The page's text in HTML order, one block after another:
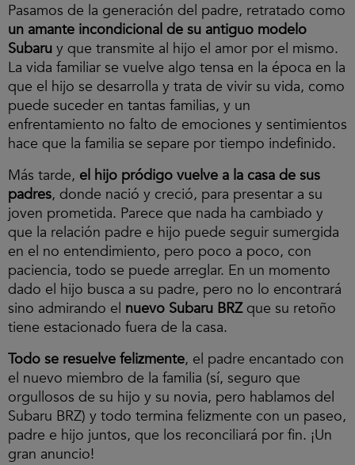
Pasamos de la generación del padre, retratado como
un amante incondicional de su antiguo modelo
Subaru y que transmite al hijo el amor por el mismo.
La vida familiar se vuelve algo tensa en la época en la
que el hijo se desarrolla y trata de vivir su vida, como
puede suceder en tantas familias, y un
enfrentamiento no falto de emociones y sentimientos
hace que la familia se separe por tiempo indefinido.
Más tarde, el hijo pródigo vuelve a la casa de sus
padres, donde nació y creció, para presentar a su
joven prometida. Parece que nada ha cambiado y
que la relación padre e hijo puede seguir sumergida
en el no entendimiento, pero poco a poco, con
paciencia, todo se puede arreglar. En un momento
dado el hijo busca a su padre, pero no lo encontrará
sino admirando el nuevo Subaru BRZque su retoño
tiene estacionado fuera de la casa.
Todo se resuelve felizmente, el padre encantado con
el nuevo miembro de la familia (sí, seguro que
orgullosos de su hijo y su novia, pero hablamos del
Subaru BRZ) y todo termina felizmente con un paseo,
padre e hijo juntos, que los reconciliará por fin. ¡Un
gran anuncio!